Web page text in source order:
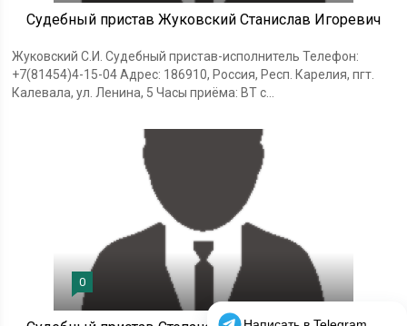
Судебный пристав Жуковский Станислав Игоревич
Жуковский С.И. Судебный пристав-исполнитель Телефон:
+7(81454)4-15-04 Адрес: 186910, Россия, Респ. Карелия, пгт.
Калевала, ул. Ленина, 5 Часы приёма: ВТ с...
0